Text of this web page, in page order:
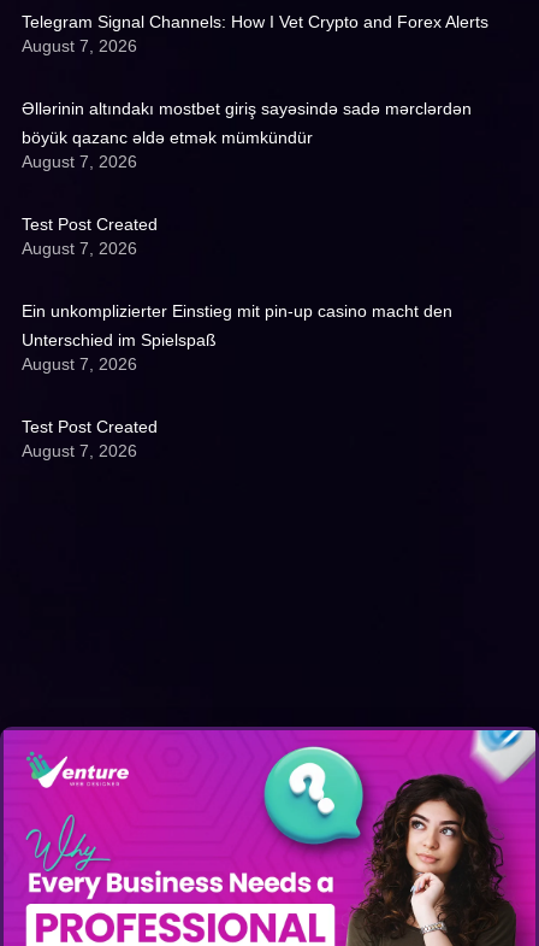
Telegram Signal Channels: How I Vet Crypto and Forex Alerts
August 7, 2026
Əllərinin altındakı mostbet giriş sayəsində sadə mərclərdən
böyük qazanc əldə etmək mümkündür
August 7, 2026
Test Post Created
August 7, 2026
Ein unkomplizierter Einstieg mit pin-up casino macht den
Unterschied im Spielspaß
August 7, 2026
Test Post Created
August 7, 2026